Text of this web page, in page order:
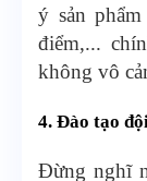
ý sản
điểm,...
không vô
4. Đào tạo
Đừng nghĩ